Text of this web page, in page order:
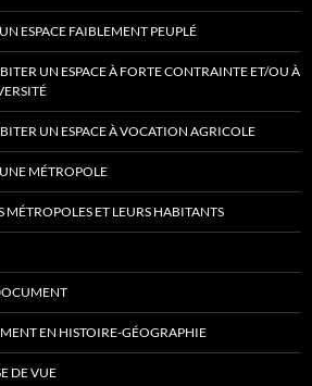
ESPACE FAIBLEMENT PEUPLÉ
UN ESPACE À FORTE CONTRAINTE ET/OU À
UN ESPACE À VOCATION AGRICOLE
MÉTROPOLE
MÉTROPOLES ET LEURS HABITANTS
EN HISTOIRE-GÉOGRAPHIE
DE VUE